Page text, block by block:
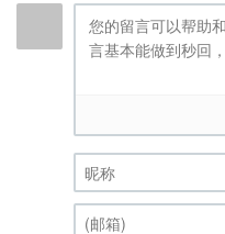
昵称 (必填)